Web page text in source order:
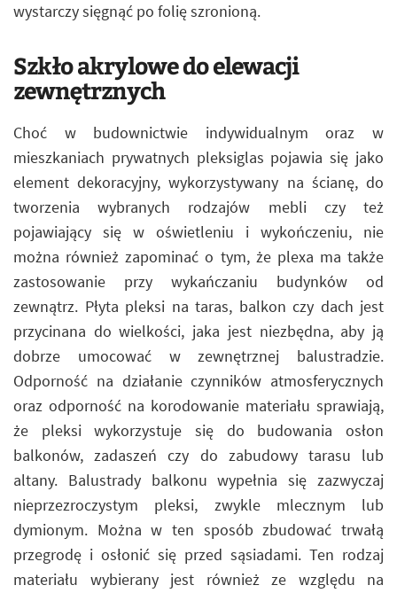
wystarczy sięgnąć po folię szronioną.
Szkło akrylowe do elewacji
zewnętrznych
Choć w budownictwie indywidualnym oraz w
mieszkaniach prywatnych pleksiglas pojawia się jako
element dekoracyjny, wykorzystywany na ścianę, do
tworzenia wybranych rodzajów mebli czy też
pojawiający się w oświetleniu i wykończeniu, nie
można również zapominać o tym, że plexa ma także
zastosowanie przy wykańczaniu budynków od
zewnątrz. Płyta pleksi na taras, balkon czy dach jest
przycinana do wielkości, jaka jest niezbędna, aby ją
dobrze umocować w zewnętrznej balustradzie.
Odporność na działanie czynników atmosferycznych
oraz odporność na korodowanie materiału sprawiają,
że pleksi wykorzystuje się do budowania osłon
balkonów, zadaszeń czy do zabudowy tarasu lub
altany. Balustrady balkonu wypełnia się zazwyczaj
nieprzezroczystym pleksi, zwykle mlecznym lub
dymionym. Można w ten sposób zbudować trwałą
przegrodę i osłonić się przed sąsiadami. Ten rodzaj
materiału wybierany jest również ze względu na